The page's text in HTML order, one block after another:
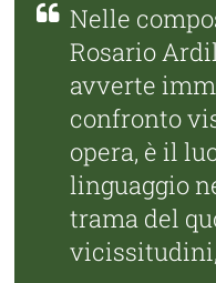
Nelle
Rosario
avverte
confronto
opera, è il
linguaggio
trama del
vicissitudini,